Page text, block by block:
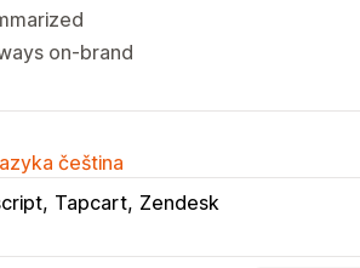
on-brand
čeština
Tapcart Zendesk